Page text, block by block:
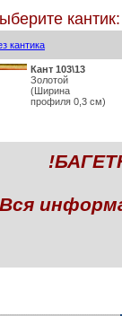
кантик:
кантика
Кант 103\13
Золотой
(Ширина
профиля 0,3 см)
Вся